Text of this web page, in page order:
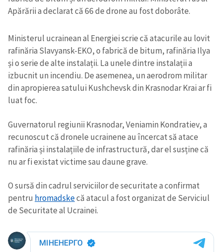
Apărării a declarat că 66 de drone au fost doborâte.
Ministerul ucrainean al Energiei scrie că atacurile au lovit
rafinăria Slavyansk-EKO, o fabrică de bitum, rafinăria Ilya
și o serie de alte instalații. La unele dintre instalații a
izbucnit un incendiu. De asemenea, un aerodrom militar
din apropierea satului Kushchevsk din Krasnodar Krai ar fi
luat foc.
Guvernatorul regiunii Krasnodar, Veniamin Kondratiev, a
recunoscut că dronele ucrainene au încercat să atace
rafinăria și instalațiile de infrastructură, dar el susține că
nu ar fi existat victime sau daune grave.
O sursă din cadrul serviciilor de securitate a confirmat
pentru hromadskecă atacul a fost organizat de Serviciul
de Securitate al Ucrainei.